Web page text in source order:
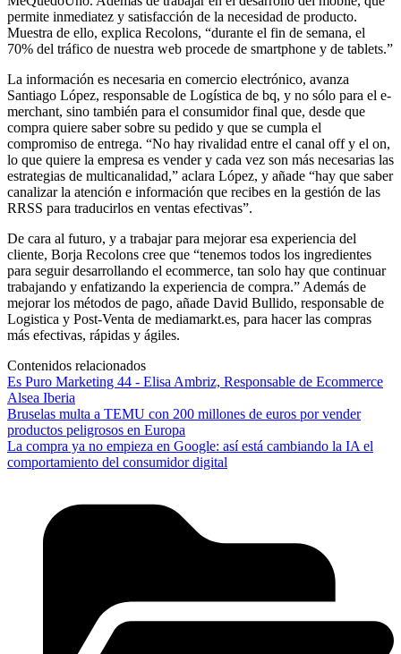
permite inmediatez y satisfacción de la necesidad de producto.
Muestra de ello, explica Recolons, “durante el fin de semana, el
70% del tráfico de nuestra web procede de smartphone y de tablets.”
La información es necesaria en comercio electrónico, avanza
Santiago López, responsable de Logística de bq, y no sólo para el e-
merchant, sino también para el consumidor final que, desde que
compra quiere saber sobre su pedido y que se cumpla el
compromiso de entrega. “No hay rivalidad entre el canal off y el on,
lo que quiere la empresa es vender y cada vez son más necesarias las
estrategias de multicanalidad,” aclara López, y añade “hay que saber
canalizar la atención e información que recibes en la gestión de las
RRSS para traducirlos en ventas efectivas”.
De cara al futuro, y a trabajar para mejorar esa experiencia del
cliente, Borja Recolons cree que “tenemos todos los ingredientes
para seguir desarrollando el ecommerce, tan solo hay que continuar
trabajando y enfatizando la experiencia de compra.” Además de
mejorar los métodos de pago, añade David Bullido, responsable de
Logistica y Post-Venta de mediamarkt.es, para hacer las compras
más efectivas, rápidas y ágiles.
Contenidos relacionados
Es Puro Marketing 44 - Elisa Ambriz, Responsable de Ecommerce
Alsea Iberia
Bruselas multa a TEMU con 200 millones de euros por vender
productos peligrosos en Europa
La compra ya no empieza en Google: así está cambiando la IA el
comportamiento del consumidor digital